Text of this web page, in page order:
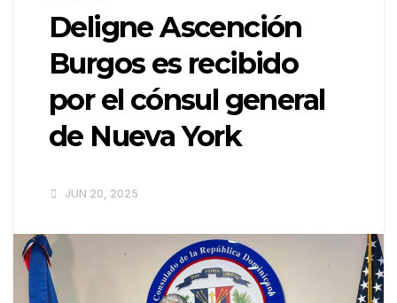
Deligne Ascención
Burgos es recibido
por el cónsul general
de Nueva York
JUN 20, 2025